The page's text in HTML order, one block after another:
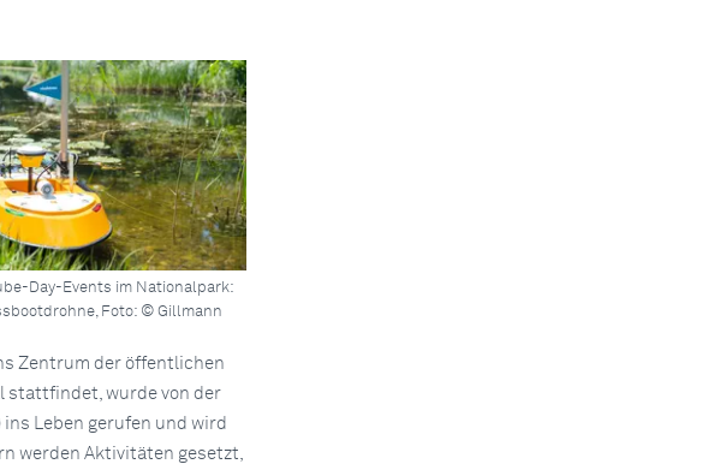
Day-Events im Nationalpark:
Foto: © Gillmann
Zentrum der öffentlichen
stattfindet, wurde von der
ins Leben gerufen und wird
werden Aktivitäten gesetzt,